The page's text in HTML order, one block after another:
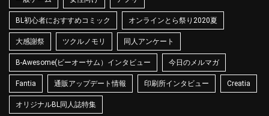
BL初心者におすすめコミック オンラインとら祭り2020夏
大感謝祭 ツクルノモリ 同人アンケート
B-Awesome(ビーオーサム）インタビュー 今日のメルマガ
Fantia 通販アップデート情報 印刷所インタビュー Creatia
オリジナルBL同人誌特集